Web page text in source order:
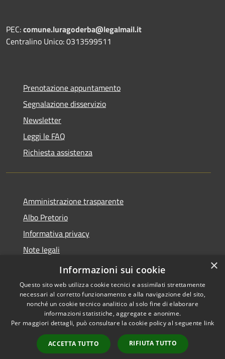
PEC:comune.luragoderba@legalmail.it
Centralino Unico: 0313599511
Prenotazione appuntamento
Segnalazione disservizio
Newsletter
Leggi le FAQ
Richiesta assistenza
Amministrazione trasparente
Albo Pretorio
Informativa privacy
Note legali
Dichiarazione di accessibilità
Accessibilità
Copyright © 2026 • Comune di
Lurago d'Erba • Powered by
Municipium•
Accesso
redazione
×
Informazioni sui cookie
Questo sito web utilizza cookie tecnici e assimilati strettamente
necessari al corretto funzionamento e alla navigazione del sito,
nonché un cookie tecnico analitico al solo fine di elaborare
informazioni statistiche, aggregate e anonime.
Per maggiori dettagli, può consultare la cookie policy al seguente link
ACCETTA TUTTO RIFIUTA TUTTO